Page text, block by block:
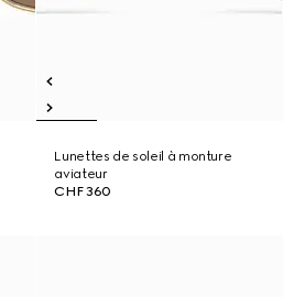
Lunettes de soleil à monture
aviateur
CHF 360